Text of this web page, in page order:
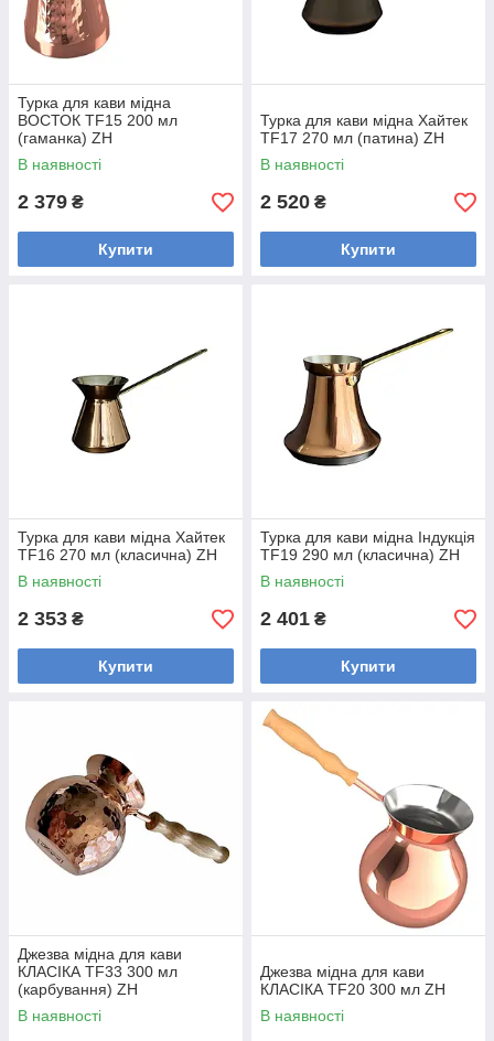
Турка для кави мідна
ВОСТОК TF15 200 мл
(гаманка) ZH
В наявності
2 379 ₴
Купити
Турка для кави мідна Хайтек
TF17 270 мл (патина) ZH
В наявності
2 520 ₴
Купити
Турка для кави мідна Хайтек
TF16 270 мл (класична) ZH
В наявності
2 353 ₴
Купити
Турка для кави мідна Індукція
TF19 290 мл (класична) ZH
В наявності
2 401 ₴
Купити
Джезва мідна для кави
КЛАСІКА TF33 300 мл
(карбування) ZH
В наявності
Джезва мідна для кави
КЛАСІКА TF20 300 мл ZH
В наявності